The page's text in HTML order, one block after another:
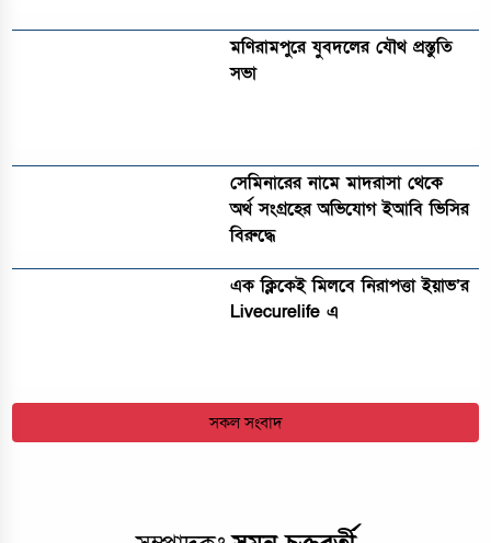
মণিরামপুরে যুবদলের যৌথ প্রস্তুতি
সভা
সেমিনারের নামে মাদরাসা থেকে
অর্থ সংগ্রহের অভিযোগ ইআবি ভিসির
বিরুদ্ধে
এক ক্লিকেই মিলবে নিরাপত্তা ইয়াভ’র
Livecurelife এ
সকল সংবাদ